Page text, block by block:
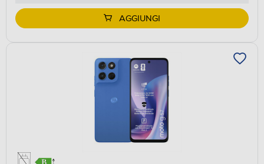
AGGIUNGI